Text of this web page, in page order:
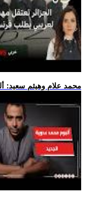
.. محمد علام وهيثم سعيد: